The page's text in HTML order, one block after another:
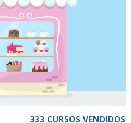
333 CURSOS VENDIDOS